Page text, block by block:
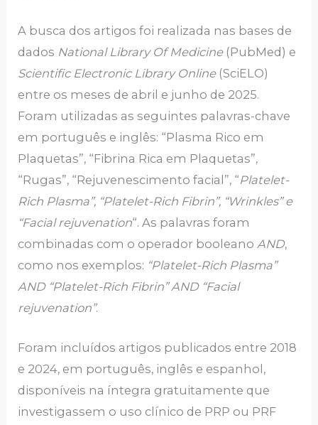
A busca dos artigos foi realizada nas bases de
dados National Library Of Medicine (PubMed) e
Scientific Electronic Library Online (SciELO)
entre os meses de abril e junho de 2025.
Foram utilizadas as seguintes palavras-chave
em português e inglês: “Plasma Rico em
Plaquetas”, “Fibrina Rica em Plaquetas”,
“Rugas”, “Rejuvenescimento facial”, “Platelet-
Rich Plasma”, “Platelet-Rich Fibrin”, “Wrinkles” e
“Facial rejuvenation“. As palavras foram
combinadas com o operador booleano AND,
como nos exemplos: “Platelet-Rich Plasma”
AND “Platelet-Rich Fibrin” AND “Facial
rejuvenation”.
Foram incluídos artigos publicados entre 2018
e 2024, em português, inglês e espanhol,
disponíveis na íntegra gratuitamente que
investigassem o uso clínico de PRP ou PRF